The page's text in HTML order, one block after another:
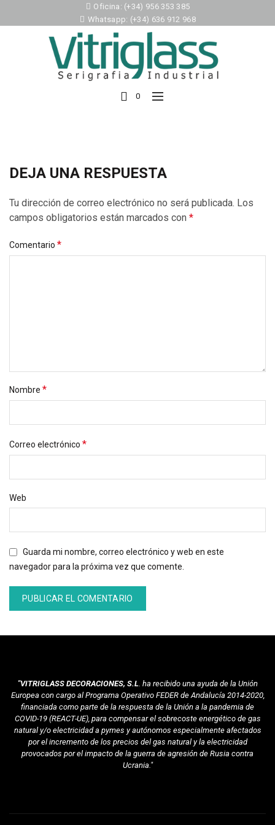
Oficina: (+34) 956 353 385
Whatsapp: (+34) 636 912 968
0
DEJA UNA RESPUESTA
Tu dirección de correo electrónico no será publicada. Los
campos obligatorios están marcados con *
Comentario *
Nombre *
Correo electrónico *
Web
Guarda mi nombre, correo electrónico y web en este
navegador para la próxima vez que comente.
"VITRIGLASS DECORACIONES, S.L. ha recibido una ayuda de la Unión
Europea con cargo al Programa Operativo FEDER de Andalucía 2014-2020,
financiada como parte de la respuesta de la Unión a la pandemia de
COVID-19 (REACT-UE), para compensar el sobrecoste energético de gas
natural y/o electricidad a pymes y autónomos especialmente afectados
por el incremento de los precios del gas natural y la electricidad
provocados por el impacto de la guerra de agresión de Rusia contra
Ucrania."